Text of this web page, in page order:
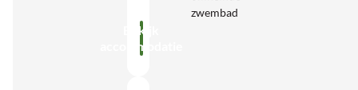
zwembad
Bekijk
accommodatie